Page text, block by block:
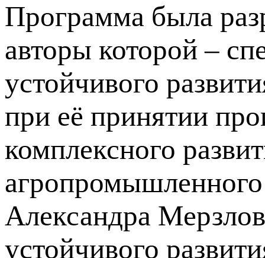
Программа была
авторы которой –
устойчивого
при её принятии
комплексного
Александра
устойчивого